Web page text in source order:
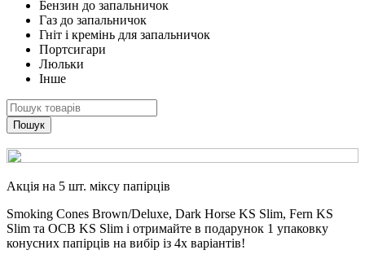
Бензин до запальничок
Газ до запальничок
Гніт і кремінь для запальничок
Портсигари
Люльки
Інше
Пошук
Акція на 5 шт. міксу папірців
Smoking Cones Brown/Deluxe, Dark Horse KS Slim, Fern KS
Slim та OCB KS Slim і отримайте в подарунок 1 упаковку
конусних папірців на вибір із 4х варіантів!